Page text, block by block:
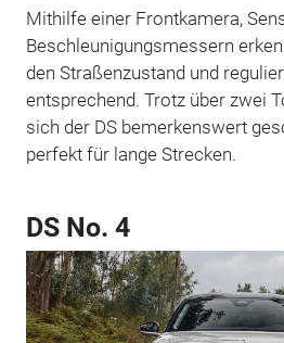
Mithilfe einer Frontkamera,
Beschleunigungsmessern
den Straßenzustand und
entsprechend. Trotz über zwei
sich der DS bemerkenswert
perfekt für lange Strecken.
DS No. 4